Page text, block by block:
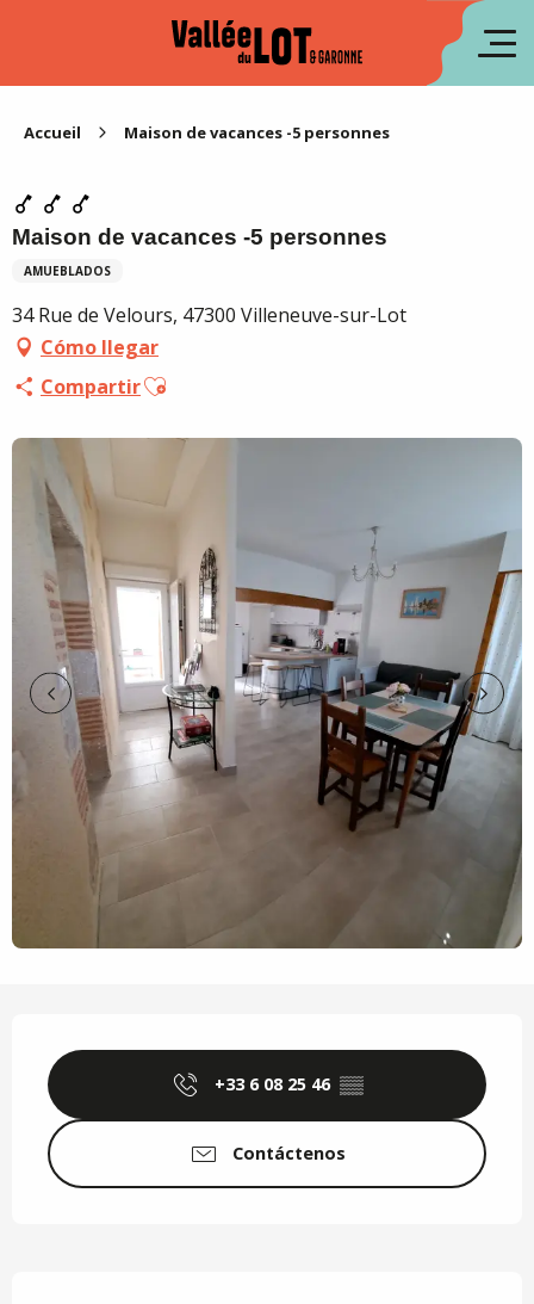
Accueil Maison de vacances -5 personnes
Maison de vacances -5 personnes
AMUEBLADOS
34 Rue de Velours, 47300 Villeneuve-sur-Lot
Cómo llegar
CompartirAjouter aux favoris
+33 6 08 25 46 ▒▒
Contáctenos